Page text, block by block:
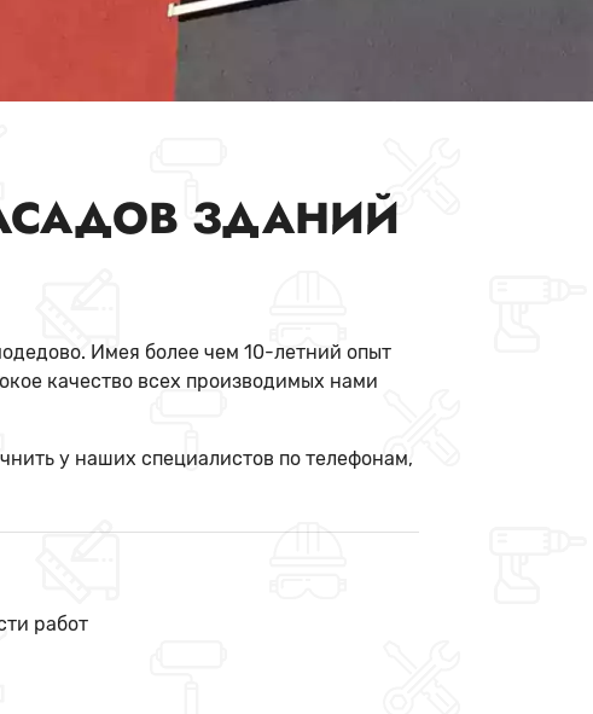
ЗДАНИЙ
Имея более чем 10-летний опыт
качество всех производимых нами
у наших специалистов по телефонам,
работ